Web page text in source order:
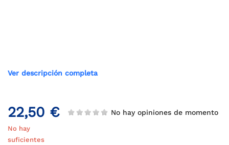
Ver descripción completa
22,50 € No hay opiniones de momento
No hay
suficientes